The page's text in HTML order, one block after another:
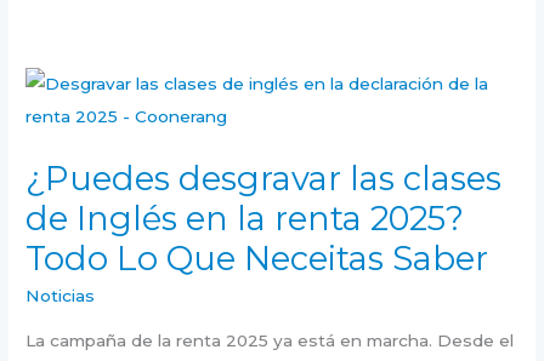
¿Puedes desgravar las clases
de Inglés en la renta 2025?
Todo Lo Que Neceitas Saber
Noticias
La campaña de la renta 2025 ya está en marcha. Desde el
¿Puedes
desgravar
clases
de
Inglés
renta